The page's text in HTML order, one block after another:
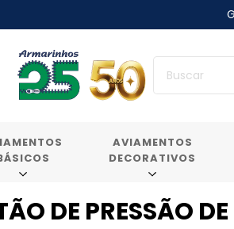
AVIAMENTOS
DECORATIVOS
DE PRESSÃO DE